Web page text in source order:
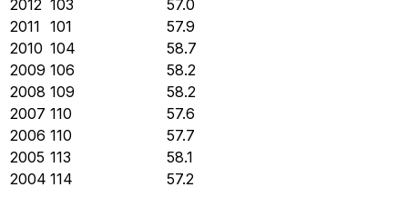
2012 103
57.0
2011 101
57.9
2010 104
58.7
2009 106
58.2
2008 109
58.2
2007 110
57.6
2006 110
57.7
2005 113
58.1
2004 114 57.2